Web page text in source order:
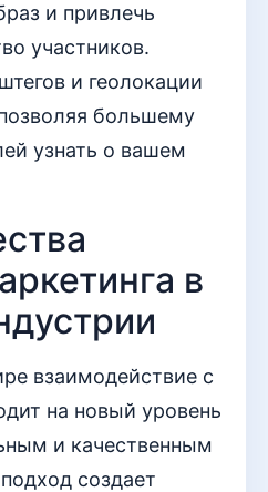
и привлечь
участников.
и геолокации
большему
узнать о вашем
в
взаимодействие с
на новый уровень
и качественным
создает